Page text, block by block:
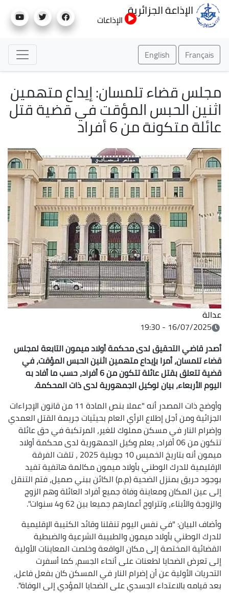
إلى
الإذاعة الجزائرية
الإذاعات
Français
English
مجلس قضاء تلمسان: إيداع متهمين
اثنين الحبس المؤقت في قضية قتل
عائلة متكونة من 6 أفراد
عدالة
16/07/2025 - 19:30
أصدر قاضي التحقيق لدى محكمة أولاد ميمون التابعة لمجلس
قضاء تلمسان، أمرا بإيداع متهمين اثنين الحبس المؤقت، في
قضية تتعلق بقتل عائلة تتكون من 6 أفراد، حسب ما أفاد به
اليوم الأربعاء، بيان لوكيل الجمهورية لدى ذات المحكمة.
وأوضح ذات المصدر أنه "عملا بنص المادة 11 من قانون الإجراءات
الجزائية ومن أجل إطلاع الرأي العام بحيثيات جريمة القتل العمدي
وإضرام النار في مسكن مملوك للغير، المرتكبة في حق عائلة
تتكون من 06 أفراد، يعلم وكيل الجمهورية لدى محكمة أولاد
ميمون أنه بتاريخ الخميس 10 جويلية 2025 ، تلقت الفرقة
الإقليمية للدرك الوطني بأولاد ميمون مكالمة هاتفية تفيد
بوجود حريق بمنزل الضحية (م.م) الكائن ببني صميل، فتم التنقل
إلى عين المكان ومعاينة وفاة جميع أفراد العائلة وهم الزوج
والزوجة والأبناء، وتتراوح أعمارهم جميعا بين 62 و4 سنوات".
وأضاف البيان: "في نفس اليوم تنقلنا وقائد الكتيبة الإقليمية
للدرك الوطني بأولاد ميمون والطبيبة الشرعية والضبطية
القضائية المختصة إلى مكان الواقعة وخلصت المعاينات الأولية
إلى تعرض الضحايا لطعنات على أنحاء الجسم، كما أسفرت
التحريات الأولية عن أن إضرام النار في المسكن كان بفعل فاعل،
بعد قيامه بالاعتداء الجسدي على الضحايا المؤدي إلى الوفاة".